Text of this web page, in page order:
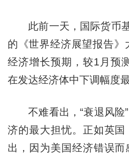
此前一天，国际货币基
的《世界经济展望报告》
经济增长预期，较1月预
在发达经济体中下调幅度最
不难看出，“衰退风险”
济的最大担忧。正如英
出，因为美国经济错误